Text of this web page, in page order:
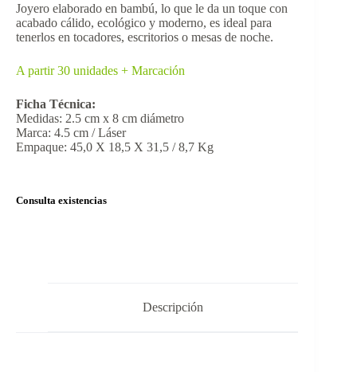
Joyero elaborado en bambú, lo que le da un toque con
acabado cálido, ecológico y moderno, es ideal para
tenerlos en tocadores, escritorios o mesas de noche.
A partir 30 unidades + Marcación
Ficha Técnica:
Medidas: 2.5 cm x 8 cm diámetro
Marca: 4.5 cm / Láser
Empaque: 45,0 X 18,5 X 31,5 / 8,7 Kg
Consulta existencias
Descripción